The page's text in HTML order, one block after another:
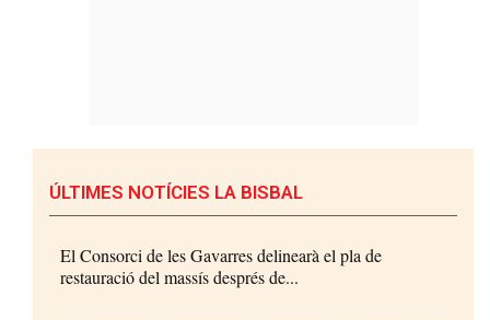
ÚLTIMES NOTÍCIES LA BISBAL
El Consorci de les Gavarres delinearà el pla de
restauració del massís després de...